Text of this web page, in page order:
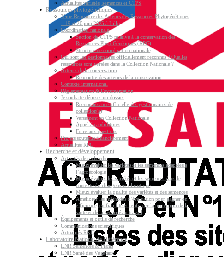
Actualités variétés, semences et CTPS
Ressources phytogénétiques
3ème Rencontre des Acteurs des Ressources Phytogénétiques
– 19 et 20 juin 2025 à Lille
Coordination nationale
Section du CTPS relative à la conservation des
Ressources PhytoGénétiques (RPG)
Structure de coordination nationale
Qui sont les gestionnaires officiellement reconnus ? Quelles
ressources sont versées dans la Collection Nationale ?
Acteurs de la conservation
Rencontre des acteurs de la conservation
Contexte international
Réglementation & Documentation
Je souhaite déposer un dossier
Reconnaissance officielle des gestionnaires de
collection(s)
Versement en Collection Nationale
Appel à candidatures
Foire aux questions
Projets soutenus financièrement
Actualités RPG
Recherche et développement
Activités de recherche
Mieux évaluer les variétés et les semences adaptées à
l’agroécologie
Mieux évaluer les variétés et les semences dans le
contexte du changement climatique
Mieux évaluer la qualité des variétés et des semences
Améliorer les méthodes d’évaluation pour gagner en
efficience, en fiabilité et renforcer la protection de la
santé et de la sécurité au travail
Équipements et outils de recherche
Communications scientifiques
Actualités R&D
Laboratoire National de Référence
LNR Semences & Plants
LNR Santé des Végétaux